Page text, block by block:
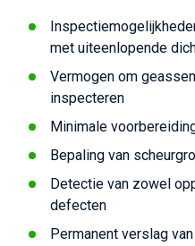
met uiteenlopende
Vermogen om
inspecteren
Minimale
Bepaling van
Detectie van zowel
defecten
Permanent verslag